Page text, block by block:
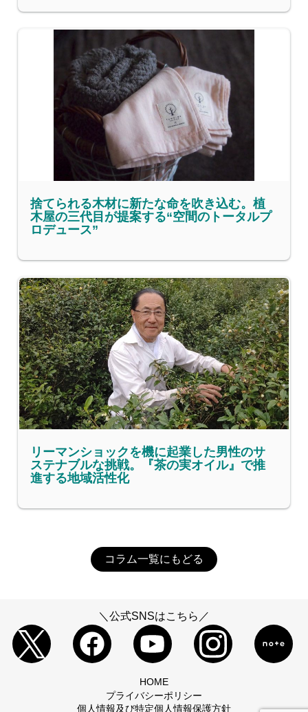
捨てられる木材に新たな命を吹き込む。植
木屋の三代目が提案する“空間のトータルプ
ロデュース”
リーマンショックを機に起業した男性のサ
ステナブルな挑戦。『茶の実オイル』で推
進する地域活性化
コラム一覧にもどる
＼公式SNSはこちら／
HOME
プライバシーポリシー
個人情報及び特定個人情報保護方針